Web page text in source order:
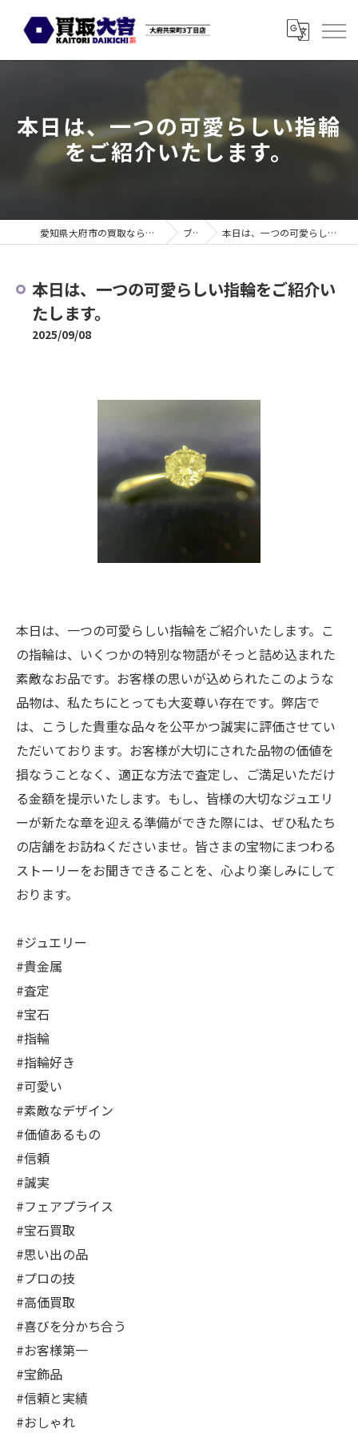
本日は、一つの可愛らしい指輪
をご紹介いたします。
愛知県大府市の買取なら買取大吉 大府共栄町3丁目店 ブログ 本日は、一つの可愛らしい指輪をご紹介いたします。
本日は、一つの可愛らしい指輪をご紹介い
たします。
2025/09/08
本日は、一つの可愛らしい指輪をご紹介いたします。こ
の指輪は、いくつかの特別な物語がそっと詰め込まれた
素敵なお品です。お客様の思いが込められたこのような
品物は、私たちにとっても大変尊い存在です。弊店で
は、こうした貴重な品々を公平かつ誠実に評価させてい
ただいております。お客様が大切にされた品物の価値を
損なうことなく、適正な方法で査定し、ご満足いただけ
る金額を提示いたします。もし、皆様の大切なジュエリ
ーが新たな章を迎える準備ができた際には、ぜひ私たち
の店舗をお訪ねくださいませ。皆さまの宝物にまつわる
ストーリーをお聞きできることを、心より楽しみにして
おります。
#ジュエリー
#貴金属
#査定
#宝石
#指輪
#指輪好き
#可愛い
#素敵なデザイン
#価値あるもの
#信頼
#誠実
#フェアプライス
#宝石買取
#思い出の品
#プロの技
#高価買取
#喜びを分かち合う
#お客様第一
#宝飾品
#信頼と実績
#おしゃれ